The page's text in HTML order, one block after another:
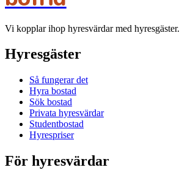
Vi kopplar ihop hyresvärdar med hyresgäster.
Hyresgäster
Så fungerar det
Hyra bostad
Sök bostad
Privata hyresvärdar
Studentbostad
Hyrespriser
För hyresvärdar